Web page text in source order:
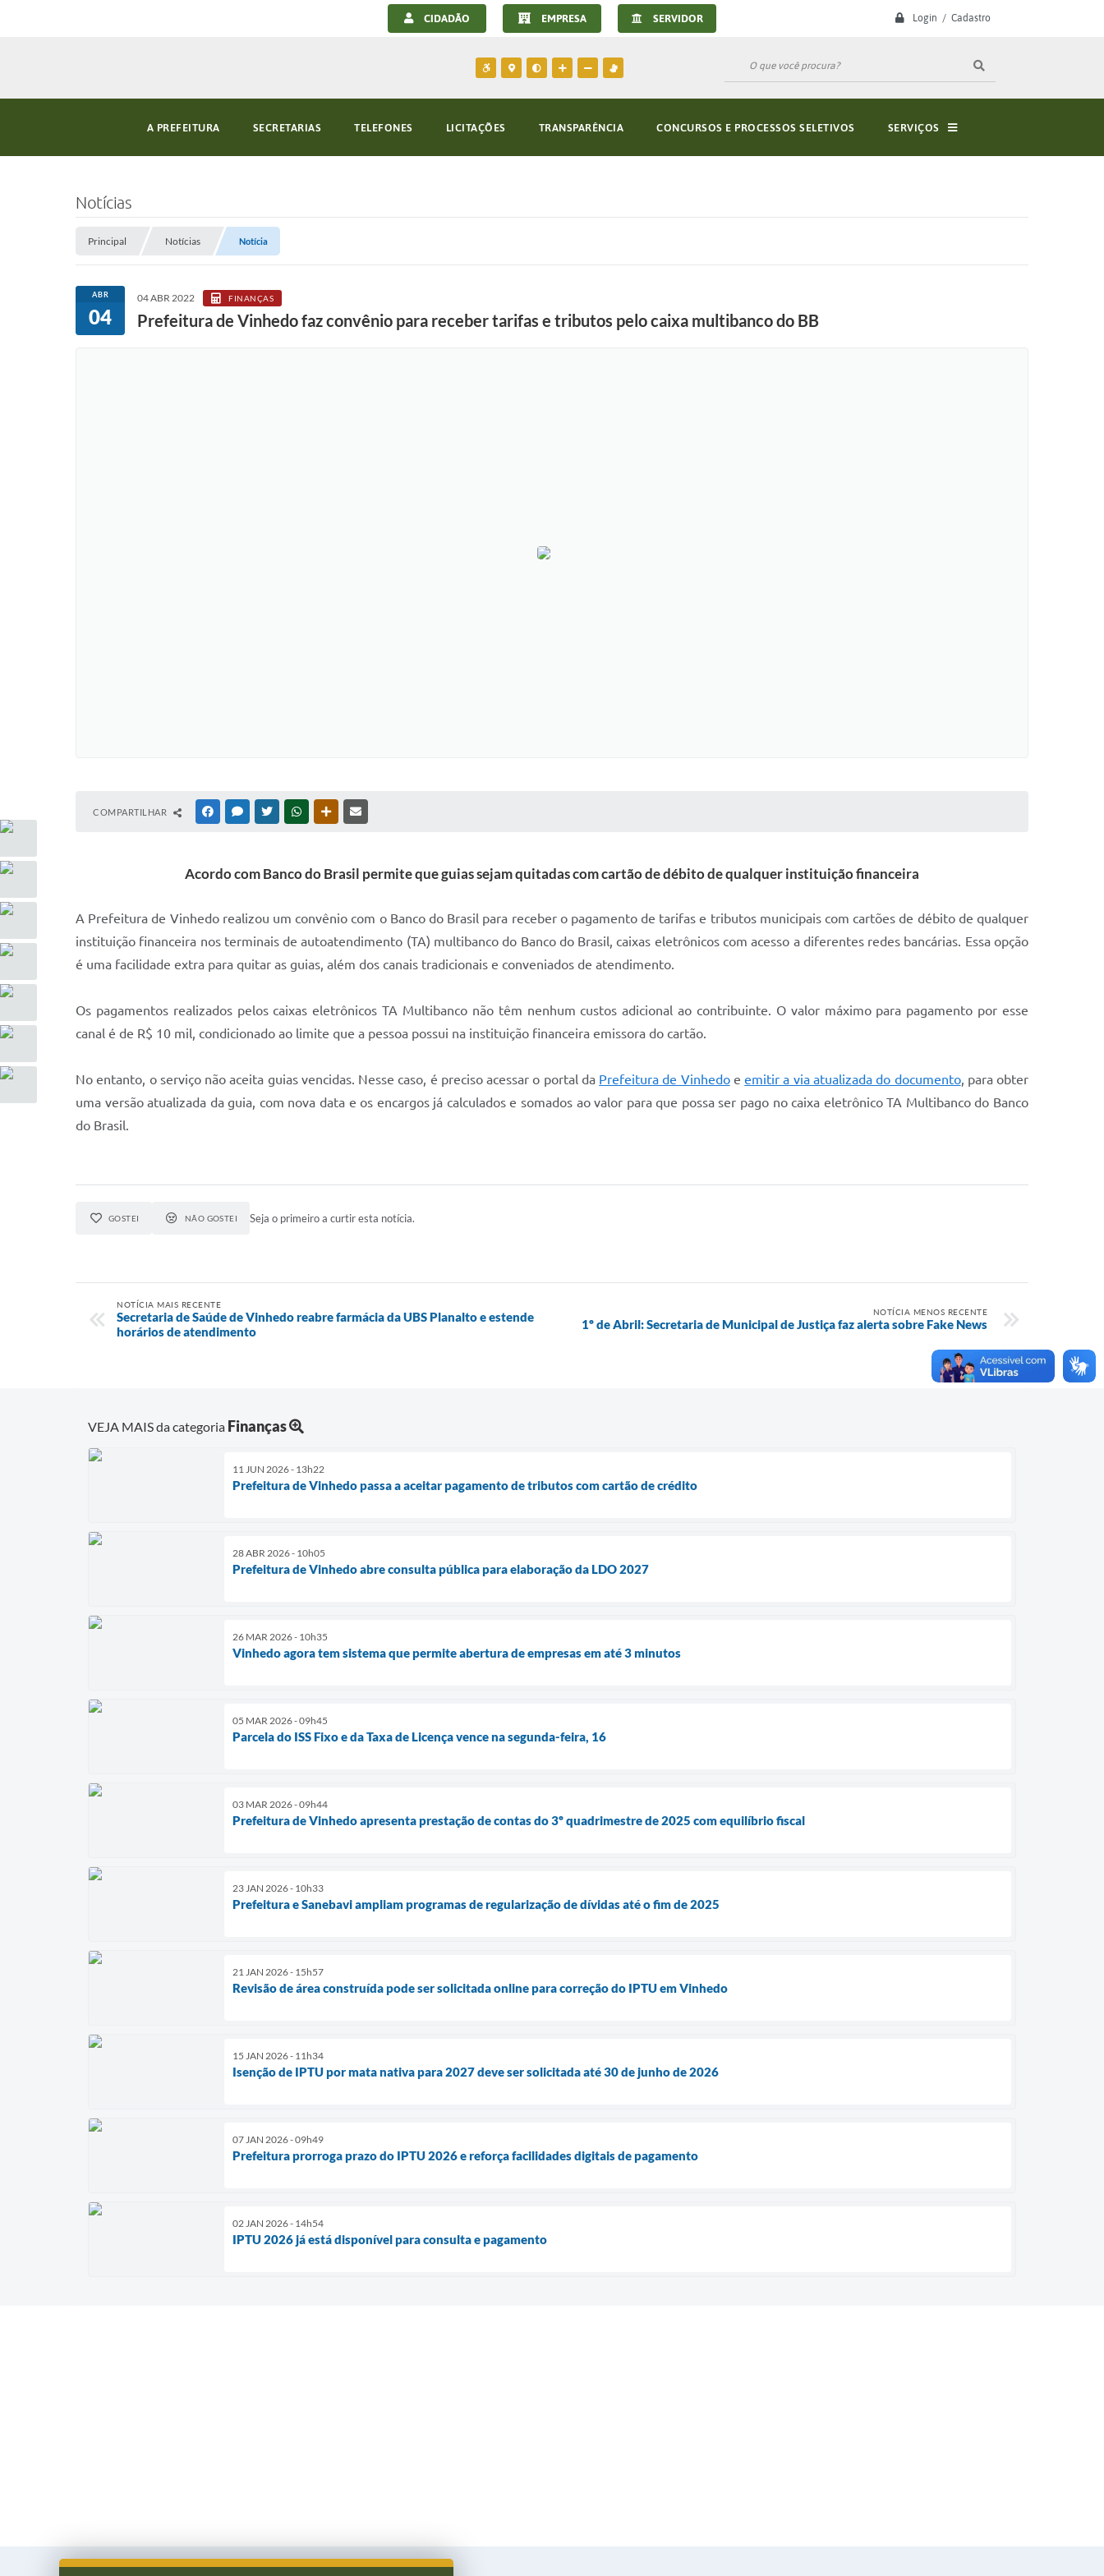
Login / Cadastro
CIDADÃO EMPRESA SERVIDOR
A PREFEITURA SECRETARIAS TELEFONES LICITAÇÕES TRANSPARÊNCIA CONCURSOS E PROCESSOS SELETIVOS SERVIÇOS
Notícias
Principal Notícias Notícia
ABR
04
04 ABR 2022 FINANÇAS
Prefeitura de Vinhedo faz convênio para receber tarifas e tributos pelo caixa multibanco do BB
COMPARTILHAR FACEBOOKMESSENGER
TWITTERWHATSAPPOUTRAS MÍDIAS
Acordo com Banco do Brasil permite que guias sejam quitadas com cartão de débito de qualquer instituição financeira
A Prefeitura de Vinhedo realizou um convênio com o Banco do Brasil para receber o pagamento de tarifas e tributos municipais com cartões de débito de qualquer
instituição financeira nos terminais de autoatendimento (TA) multibanco do Banco do Brasil, caixas eletrônicos com acesso a diferentes redes bancárias. Essa opção
é uma facilidade extra para quitar as guias, além dos canais tradicionais e conveniados de atendimento.
Os pagamentos realizados pelos caixas eletrônicos TA Multibanco não têm nenhum custos adicional ao contribuinte. O valor máximo para pagamento por esse
canal é de R$ 10 mil, condicionado ao limite que a pessoa possui na instituição financeira emissora do cartão.
No entanto, o serviço não aceita guias vencidas. Nesse caso, é preciso acessar o portal da Prefeitura de Vinhedoeemitir a via atualizada do documento, para obter
uma versão atualizada da guia, com nova data e os encargos já calculados e somados ao valor para que possa ser pago no caixa eletrônico TA Multibanco do Banco
do Brasil.
GOSTEI NÃO GOSTEI Seja o primeiro a curtir esta notícia.
NOTÍCIA MAIS RECENTE
Secretaria de Saúde de Vinhedo reabre farmácia da UBS Planalto e estende
horários de atendimento
NOTÍCIA MENOS RECENTE
1º de Abril: Secretaria de Municipal de Justiça faz alerta sobre Fake News
VEJA MAIS da categoria Finanças
11 JUN 2026 - 13h22
Prefeitura de Vinhedo passa a aceitar pagamento de tributos com cartão de crédito
28 ABR 2026 - 10h05
Prefeitura de Vinhedo abre consulta pública para elaboração da LDO 2027
26 MAR 2026 - 10h35
Vinhedo agora tem sistema que permite abertura de empresas em até 3 minutos
05 MAR 2026 - 09h45
Parcela do ISS Fixo e da Taxa de Licença vence na segunda-feira, 16
03 MAR 2026 - 09h44
Prefeitura de Vinhedo apresenta prestação de contas do 3º quadrimestre de 2025 com equilíbrio fiscal
23 JAN 2026 - 10h33
Prefeitura e Sanebavi ampliam programas de regularização de dívidas até o fim de 2025
21 JAN 2026 - 15h57
Revisão de área construída pode ser solicitada online para correção do IPTU em Vinhedo
15 JAN 2026 - 11h34
Isenção de IPTU por mata nativa para 2027 deve ser solicitada até 30 de junho de 2026
07 JAN 2026 - 09h49
Prefeitura prorroga prazo do IPTU 2026 e reforça facilidades digitais de pagamento
02 JAN 2026 - 14h54
IPTU 2026 já está disponível para consulta e pagamento